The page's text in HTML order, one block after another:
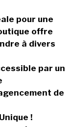
pour une
offre
à divers
par un
de
!